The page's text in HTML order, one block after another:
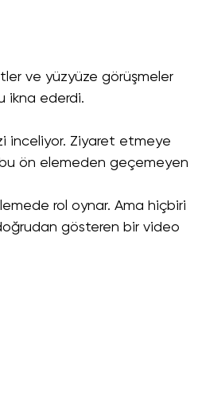
ve yüzyüze görüşmeler
ikna ederdi.
inceliyor. Ziyaret etmeye
ön elemeden geçemeyen
rol oynar. Ama hiçbiri
gösteren bir video